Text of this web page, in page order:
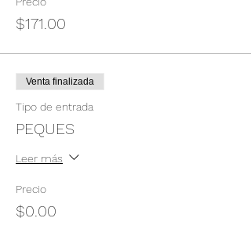
$171.00
Venta finalizada
Tipo de entrada
PEQUES
Leer más
Precio
$0.00